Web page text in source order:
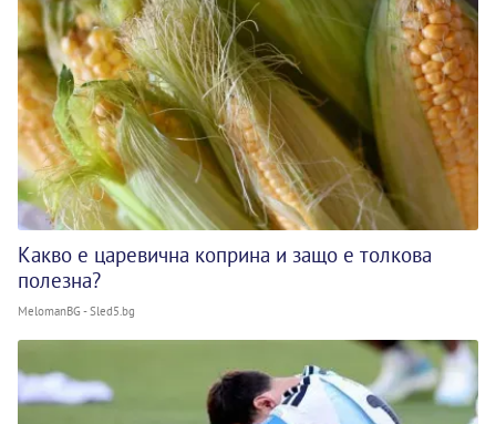
Какво е царевична коприна и защо е толкова
полезна?
MelomanBG - Sled5.bg